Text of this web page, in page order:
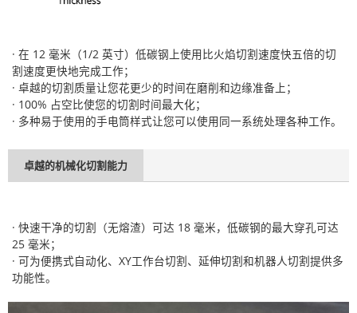
· 在 12 毫米（1/2 英寸）低碳钢上使用比火焰切割速度快五倍的切
割速度更快地完成工作；
· 卓越的切割质量让您花更少的时间在磨削和边缘准备上；
· 100% 占空比使您的切割时间最大化；
· 多种易于使用的手电筒样式让您可以使用同一系统处理各种工作。
卓越的机械化切割能力
· 快速干净的切割（无熔渣）可达 18 毫米，低碳钢的最大穿孔可达
25 毫米；
· 可为便携式自动化、XY工作台切割、延伸切割和机器人切割提供多
功能性。